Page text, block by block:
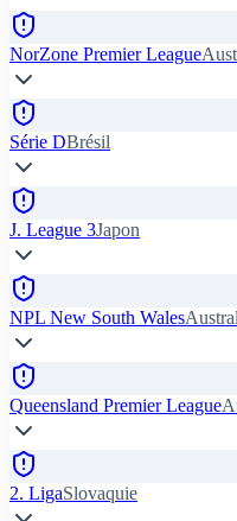
NorZone Premier League
Série DBrésil
J. League 3Japon
NPL New South Wales
Queensland Premier League
2. LigaSlovaquie